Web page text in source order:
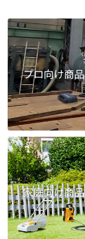
プロ向け商品
家庭向け商品